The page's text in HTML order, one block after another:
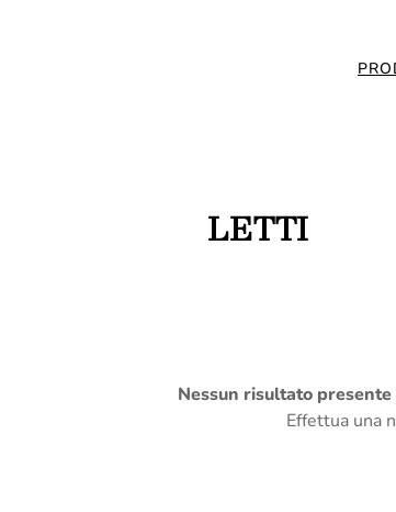
LETTI
Nessun risultato
Effettua una